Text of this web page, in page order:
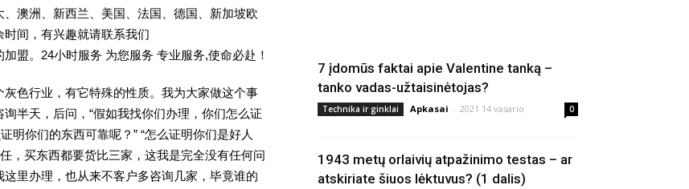
澳洲、新西兰、美国、法国、德国、新加坡欧
间，有兴趣就请联系我们
盟。24小时服务 为您服务 专业服务,使命必赴！
色行业，有它特殊的性质。我为大家做这个事
半天，后问，“假如我找你们办理，你们怎么证
明你们的东西可靠呢？” “怎么证明你们是好人
，买东西都要货比三家，这我是完全没有任何问
里办理，也从来不客户多咨询几家，毕竟谁的
7 įdomūs faktai apie Valentine tanką –
tanko vadas-užtaisinėtojas?
Technika ir ginklai Apkasai - 2021 14 vasario 0
1943 metų orlaivių atpažinimo testas – ar
atskiriate šiuos lėktuvus? (1 dalis)